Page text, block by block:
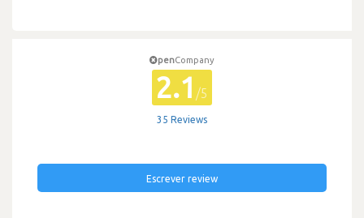
penCompany
2.1 /5
35 Reviews
Escrever review